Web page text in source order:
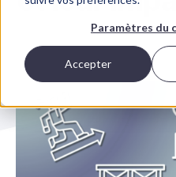
Paramètres du
Accepter